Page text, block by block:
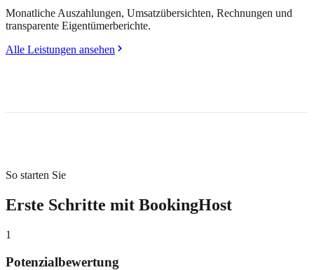
Monatliche Auszahlungen, Umsatzübersichten, Rechnungen und
transparente Eigentümerberichte.
Alle Leistungen ansehen
So starten Sie
Erste Schritte mit BookingHost
1
Potenzialbewertung